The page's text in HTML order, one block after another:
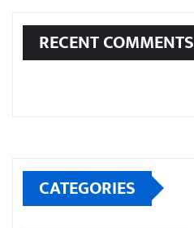
RECENT COMMENTS
CATEGORIES